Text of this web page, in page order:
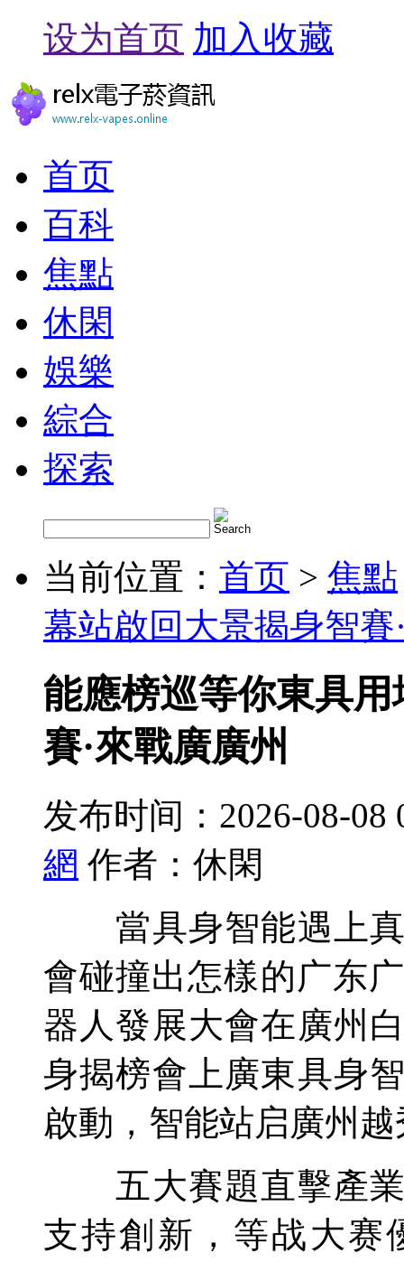
设为首页 加入收藏
首页
百科
焦點
休閑
娛樂
綜合
探索
当前位置： 首页 > 焦點
幕站啟回大景揭身智賽
能應榜巡等你東具
賽·來戰廣廣州
发布时间：2026-08-08
網 作者：休閑
當具身智能遇上真
會碰撞出怎樣的广东
器人發展大會在廣州
身揭榜會上廣東具身
啟動，智能站启廣州
五大賽題直擊產業
支持創新，等战大赛